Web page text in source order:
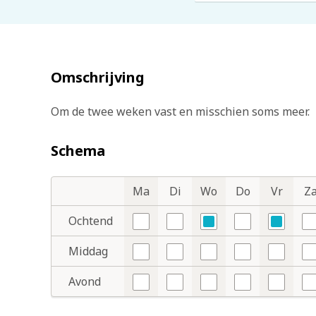
Omschrijving
Om de twee weken vast en misschien soms meer.
Schema
DagdelenMa Di Wo Do Vr Za
Ochtend
Nee
Nee Ja Nee Ja
Middag
Nee
Nee Nee Nee Nee
Avond
Nee
Nee Nee Nee Nee